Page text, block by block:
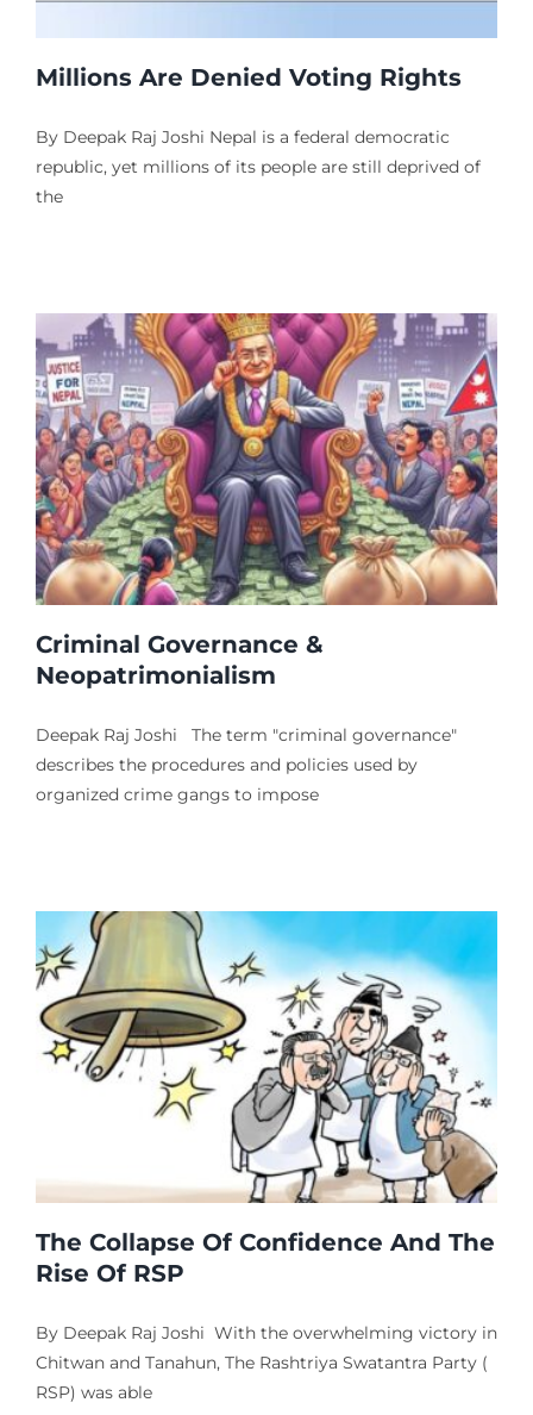
Millions Are Denied Voting Rights
By Deepak Raj Joshi Nepal is a federal democratic
republic, yet millions of its people are still deprived of
the
Criminal Governance &
Neopatrimonialism
Deepak Raj Joshi The term "criminal governance"
describes the procedures and policies used by
organized crime gangs to impose
The Collapse Of Confidence And The
Rise Of RSP
By Deepak Raj Joshi With the overwhelming victory in
Chitwan and Tanahun, The Rashtriya Swatantra Party (
RSP) was able